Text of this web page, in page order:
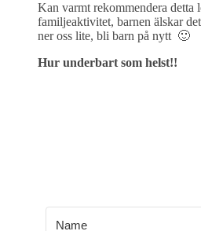
Kan varmt rekommendera detta
familjeaktivitet, barnen älskar
ner oss lite, bli barn på nytt 🙂
Hur underbart som helst!!